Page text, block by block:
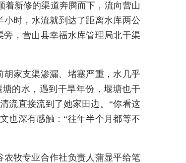
着新修的渠道奔腾而下，流向营山
时，水流就到达了距离水库两公
，营山县幸福水库管理局北干渠
家支渠渗漏、堵塞严重，水几乎
的水，遇到干旱年份，堰塘也干
流直接流到了她家田边。“你看这
也深有感触：“往年半个月都等不
牧专业合作社负责人蒲显平给笔